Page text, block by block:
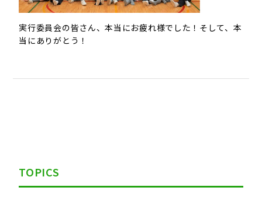
実行委員会の皆さん、本当にお疲れ様でした！そして、本
当にありがとう！
TOPICS